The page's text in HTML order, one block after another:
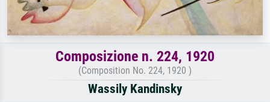
Composizione n. 224, 1920
(Composition No. 224, 1920 )
Wassily Kandinsky